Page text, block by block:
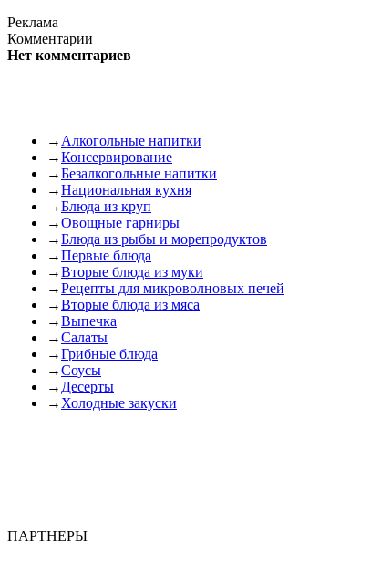
Реклама
Комментарии
Нет комментариев
→ Алкогольные напитки
→Консервирование
→Безалкогольные напитки
→Национальная кухня
→Блюда из круп
→Овощные гарниры
→Блюда из рыбы и морепродуктов
→Первые блюда
→Вторые блюда из муки
→Рецепты для микроволновых печей
→Вторые блюда из мяса
→Выпечка
→Салаты
→Грибные блюда
→Соусы
→ Десерты
→ Холодные закуски
ПАРТНЕРЫ